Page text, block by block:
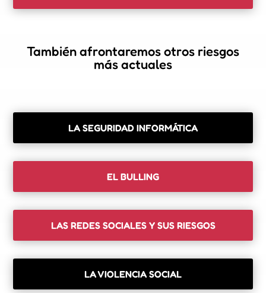
También afrontaremos otros riesgos
más actuales
LA SEGURIDAD INFORMÁTICA
EL BULLING
LAS REDES SOCIALES Y SUS RIESGOS
LA VIOLENCIA SOCIAL